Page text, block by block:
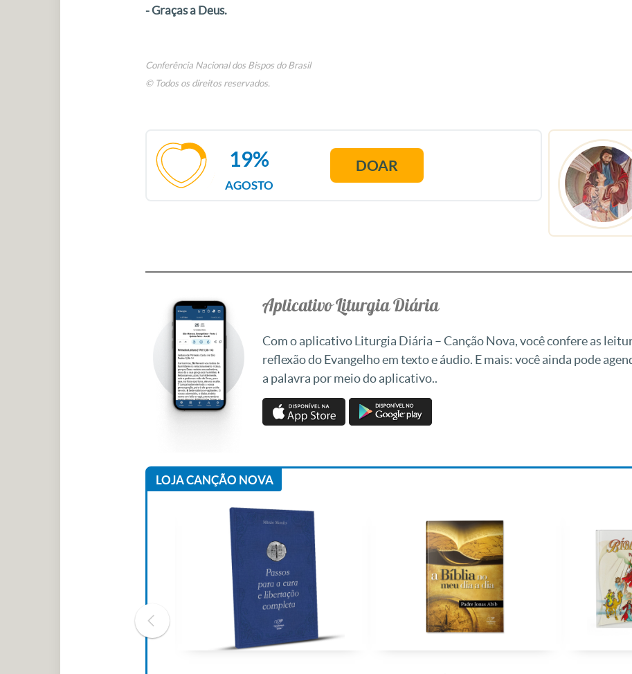
- Graças a Deus.
Conferência Nacional dos Bispos do Brasil
© Todos os direitos reservados.
AGOSTO
19% DOAR
Aplicativo Liturgia Diária
Com o aplicativo Liturgia Diária – Canção Nova, você confere as
reflexão do Evangelho em texto e áudio. E mais: você ainda pode
a palavra por meio do aplicativo..
LOJA CANÇÃO NOVA